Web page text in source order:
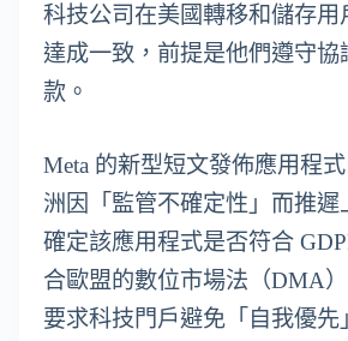
科技公司在美國轉移和儲存用
達成一致，前提是他們遵守協
款。
Meta 的新型短文發佈應用程式
洲因「監管不確定性」而推遲
確定該應用程式是否符合
合歐盟的數位市場法（DMA
要求科技門戶避免「自我優先